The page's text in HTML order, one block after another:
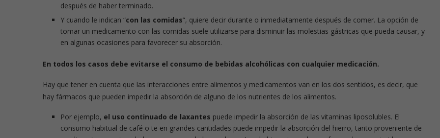
después de haber terminado.
Y cuando le indican “con las comidas”, quiere decir durante o inmediatamente después de comer. La opción de
tomar un medicamento con las comidas suele utilizarse para disminuir las molestias gástricas que pueda causar, y
en algunas ocasiones para favorecer su absorción.
En todos los casos debe evitarse el consumo de bebidas alcohólicas con cualquier medicación.
Hay que tener en cuenta que las interacciones entre alimentos y medicamentos van en los dos sentidos, es decir, que
hay fármacos que pueden impedir la absorción de alguno de los nutrientes de los alimentos.
Por ejemplo, el uso continuado de laxantes puede impedir la absorción de las vitaminas liposolubles. El
consumo habitual de café o te en grandes cantidades puede impedir la absorción del hierro, tanto proveniente de
Píldoras de nutrición Píldoras de nutrición